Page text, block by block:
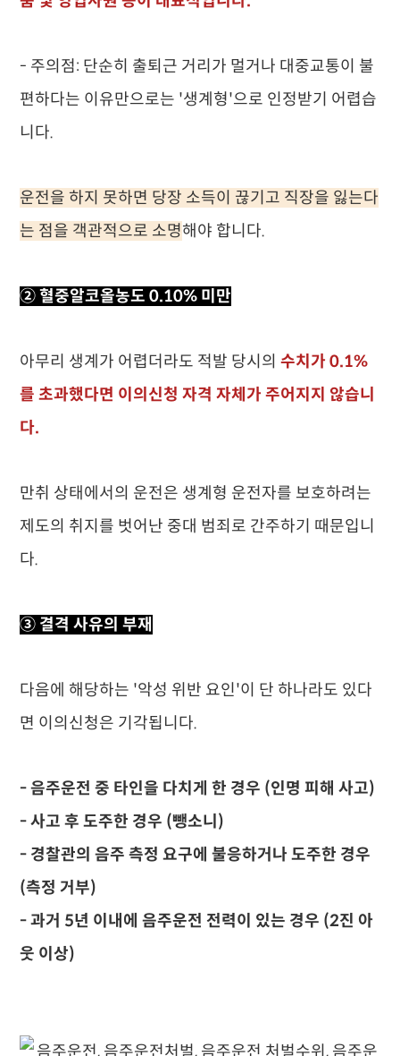
- 주의점: 단순히 출퇴근 거리가 멀거나 대중교통이 불
편하다는 이유만으로는 '생계형'으로 인정받기 어렵습
니다.
운전을 하지 못하면 당장 소득이 끊기고 직장을 잃는다
는 점을 객관적으로 소명해야 합니다.
② 혈중알코올농도 0.10% 미만
아무리 생계가 어렵더라도 적발 당시의수치가 0.1%
를 초과했다면 이의신청 자격 자체가 주어지지 않습니
다.
만취 상태에서의 운전은 생계형 운전자를 보호하려는
제도의 취지를 벗어난 중대 범죄로 간주하기 때문입니
다.
③ 결격 사유의 부재
다음에 해당하는 '악성 위반 요인'이 단 하나라도 있다
면 이의신청은 기각됩니다.
- 음주운전 중 타인을 다치게 한 경우 (인명 피해 사고)
- 사고 후 도주한 경우 (뺑소니)
- 경찰관의 음주 측정 요구에 불응하거나 도주한 경우
(측정 거부)
- 과거 5년 이내에 음주운전 전력이 있는 경우 (2진 아
웃 이상)